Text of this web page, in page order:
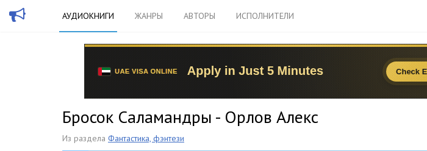
АУДИОКНИГИ ЖАНРЫ АВТОРЫ ИСПОЛНИТЕЛИ
Бросок Саламандры - Орлов Алекс
Из раздела Фантастика, фэнтези